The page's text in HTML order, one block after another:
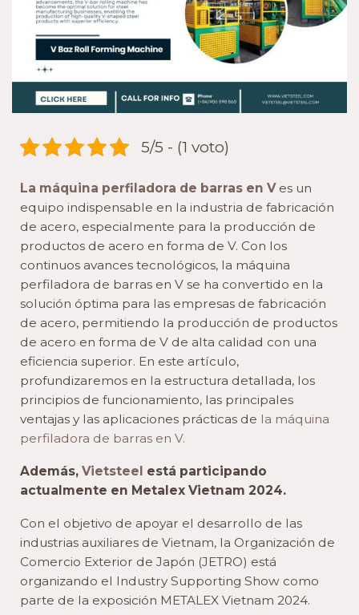
de
acero
en
de
V
alta
5/5 - (1 voto)
La máquina perfiladora de barras en Ves un
equipo indispensable en la industria de fabricación
de acero, especialmente para la producción de
productos de acero en forma de V. Con los
continuos avances tecnológicos, la máquina
perfiladora de barras en V se ha convertido en la
solución óptima para las empresas de fabricación
de acero, permitiendo la producción de productos
de acero en forma de V de alta calidad con una
eficiencia superior. En este artículo,
profundizaremos en la estructura detallada, los
principios de funcionamiento, las principales
ventajas y las aplicaciones prácticas de la máquina
perfiladora de barras en V.
Además, Vietsteel está participando
actualmente en Metalex Vietnam 2024.
Con el objetivo de apoyar el desarrollo de las
industrias auxiliares de Vietnam, la Organización de
Comercio Exterior de Japón (JETRO) está
organizando el Industry Supporting Show como
parte de la exposición METALEX Vietnam 2024.